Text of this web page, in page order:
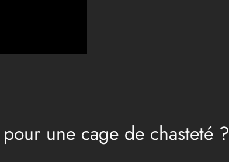
une cage de chasteté ?